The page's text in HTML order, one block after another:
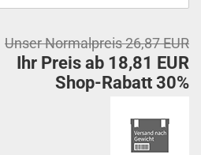
Unser Normalpreis 26,87 EUR
Ihr Preis ab 18,81 EUR
Shop-Rabatt 30%